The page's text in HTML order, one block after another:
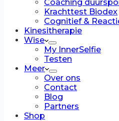
Coaching
Krachttest Biodex
Cognitief &
Kinesitherapie
Wise
My InnerSelfie
Testen
Meer
Over ons
Contact
Blog
Partners
Shop